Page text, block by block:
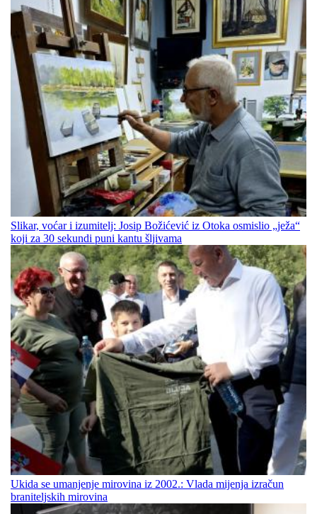
Slikar, voćar i izumitelj: Josip Božićević iz Otoka osmislio „ježa“
koji za 30 sekundi puni kantu šljivama
Ukida se umanjenje mirovina iz 2002.: Vlada mijenja izračun
braniteljskih mirovina